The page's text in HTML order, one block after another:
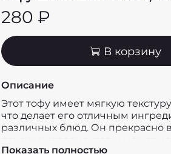
280 ₽
В корзину
Описание
Этот тофу имеет мягкую
что делает его отличным
различных блюд. Он прекрасно
Показать полностью